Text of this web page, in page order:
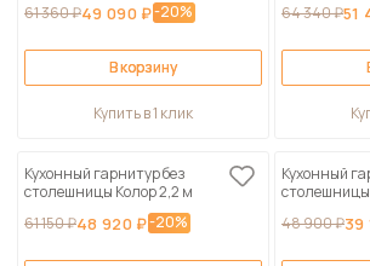
61 360 ₽49 090 ₽-20%
В корзину
Купить в 1 клик
64 340 ₽51
Кухонный гарнитур без
столешницы Колор 2,2 м
61 150 ₽48 920 ₽-20%
Кухонный
столешницы
48 900 ₽39